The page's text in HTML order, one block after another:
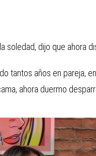
dijo que ahora
tantos años en pareja,
ahora duermo